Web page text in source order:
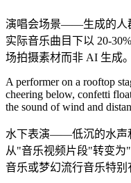
演唱会场景——生成的人
实际音乐曲目下以 20-
场拍摄素材而非 AI 生成。
A performer on a rooftop
cheering below, confetti
the sound of wind and
水下表演——低沉的水声
从"音乐视频片段"转变
音乐或梦幻流行音乐特别